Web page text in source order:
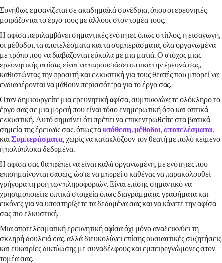
Συνήθως εμφανίζεται σε ακαδημαϊκά συνέδρια, όπου οι ερευνητές
μοιράζονται το έργο τους με άλλους στον τομέα τους.
Η αφίσα περιλαμβάνει σημαντικές ενότητες όπως ο τίτλος, η εισαγωγή,
οι μέθοδοι, τα αποτελέσματα και τα συμπεράσματα, όλα οργανωμένα
με τρόπο που να διαβάζονται εύκολα με μια ματιά. Ο στόχος μιας
ερευνητικής αφίσας είναι να παρουσιάσει οπτικά την έρευνά σας,
καθιστώντας την προσιτή και ελκυστική για τους θεατές που μπορεί να
ενδιαφέρονται να μάθουν περισσότερα για το έργο σας.
Όταν δημιουργείτε μια ερευνητική αφίσα, συμπυκνώνετε ολόκληρο το
έργο σας σε μια μορφή που είναι τόσο ενημερωτική όσο και οπτικά
ελκυστική. Αυτό σημαίνει ότι πρέπει να επικεντρωθείτε στα βασικά
σημεία της έρευνάς σας, όπως ταυπόθεση,μέθοδοι,αποτελέσματα,
και Συμπεράσματα, χωρίς να κατακλύζουν τον θεατή με πολύ κείμενο
ή πολύπλοκα δεδομένα.
Η αφίσα σας θα πρέπει να είναι καλά οργανωμένη, με ενότητες που
επισημαίνονται σαφώς, ώστε να μπορεί ο καθένας να παρακολουθεί
γρήγορα τη ροή των πληροφοριών. Είναι επίσης σημαντικό να
χρησιμοποιείτε οπτικά στοιχεία όπως διαγράμματα, γραφήματα και
εικόνες για να υποστηρίξετε τα δεδομένα σας και να κάνετε την αφίσα
σας πιο ελκυστική.
Μια αποτελεσματική ερευνητική αφίσα όχι μόνο αναδεικνύει τη
σκληρή δουλειά σας, αλλά διευκολύνει επίσης ουσιαστικές συζητήσεις
και ευκαιρίες δικτύωσης με συναδέλφους και εμπειρογνώμονες στον
τομέα σας.